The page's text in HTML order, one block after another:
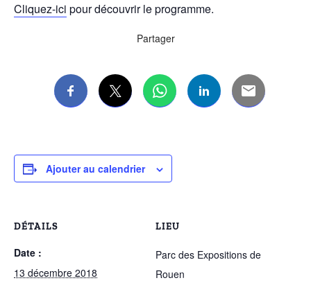
Cliquez-ici pour découvrir le programme.
Partager
Ajouter au calendrier
DÉTAILS
Date :
13 décembre 2018
LIEU
Parc des Expositions de
Rouen